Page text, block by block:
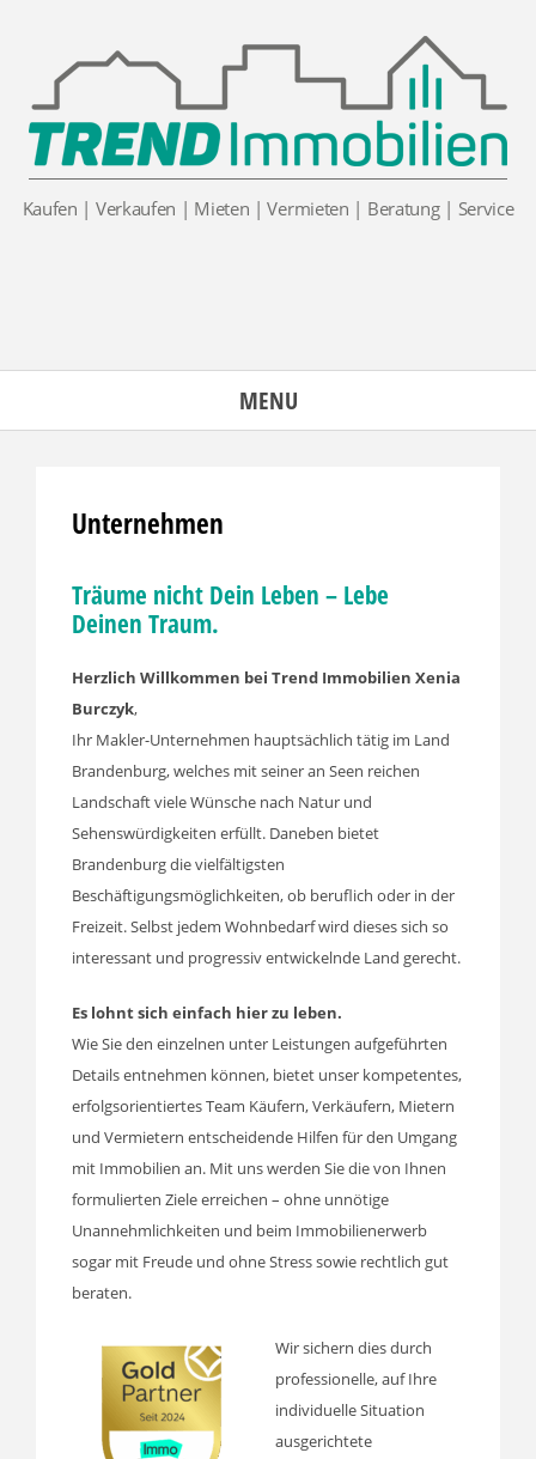
content
Kaufen | Verkaufen | Mieten | Vermieten | Beratung | Service
MENU
Unternehmen
Träume nicht Dein Leben – Lebe
Deinen Traum.
Herzlich Willkommen bei Trend Immobilien Xenia
Burczyk,
Ihr Makler-Unternehmen hauptsächlich tätig im Land
Brandenburg, welches mit seiner an Seen reichen
Landschaft viele Wünsche nach Natur und
Sehenswürdigkeiten erfüllt. Daneben bietet
Brandenburg die vielfältigsten
Beschäftigungsmöglichkeiten, ob beruflich oder in der
Freizeit. Selbst jedem Wohnbedarf wird dieses sich so
interessant und progressiv entwickelnde Land gerecht.
Es lohnt sich einfach hier zu leben.
Wie Sie den einzelnen unter Leistungen aufgeführten
Details entnehmen können, bietet unser kompetentes,
erfolgsorientiertes Team Käufern, Verkäufern, Mietern
und Vermietern entscheidende Hilfen für den Umgang
mit Immobilien an. Mit uns werden Sie die von Ihnen
formulierten Ziele erreichen – ohne unnötige
Unannehmlichkeiten und beim Immobilienerwerb
sogar mit Freude und ohne Stress sowie rechtlich gut
beraten.
Wir sichern dies durch
professionelle, auf Ihre
individuelle Situation
ausgerichtete